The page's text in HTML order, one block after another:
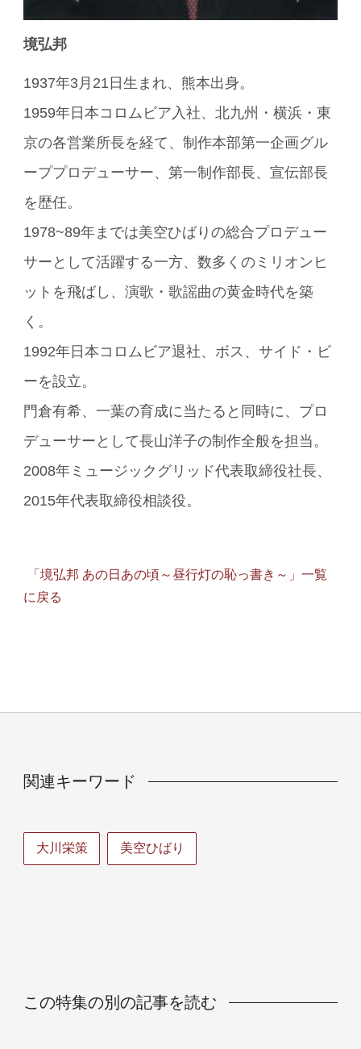
境弘邦
1937年3月21日生まれ、熊本出身。
1959年日本コロムビア入社、北九州・横浜・東
京の各営業所長を経て、制作本部第一企画グル
ーププロデューサー、第一制作部長、宣伝部長
を歴任。
1978~89年までは美空ひばりの総合プロデュー
サーとして活躍する一方、数多くのミリオンヒ
ットを飛ばし、演歌・歌謡曲の黄金時代を築
く。
1992年日本コロムビア退社、ボス、サイド・ビ
ーを設立。
門倉有希、一葉の育成に当たると同時に、プロ
デューサーとして長山洋子の制作全般を担当。
2008年ミュージックグリッド代表取締役社長、
2015年代表取締役相談役。
「境弘邦 あの日あの頃～昼行灯の恥っ書き～」一覧
に戻る
関連キーワード
大川栄策 美空ひばり
この特集の別の記事を読む